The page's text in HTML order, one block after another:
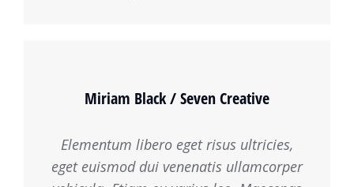
Miriam Black / Seven Creative
Elementum libero eget risus ultricies,
eget euismod dui venenatis ullamcorper